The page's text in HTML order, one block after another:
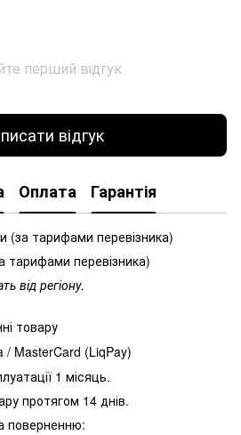
перший відгук
відгук
Оплата Гарантія
(за тарифами перевізника)
перевізника)
від регіону.
товару
/ MasterCard (LiqPay)
1 місяць.
протягом 14 днів.
поверненню: